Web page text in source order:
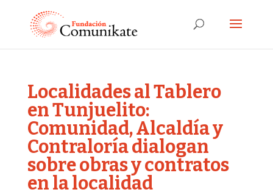
Localidades al Tablero
en Tunjuelito:
Comunidad, Alcaldía y
Contraloría dialogan
sobre obras y contratos
en la localidad